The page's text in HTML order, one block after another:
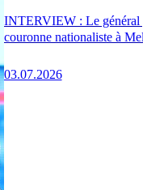
INTERVIEW : Le général
couronne nationaliste à
03.07.2026